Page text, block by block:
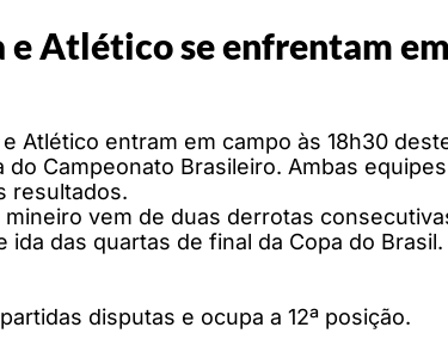
Atlético se enfrentam
Atlético entram em campo às 18h30
do Campeonato Brasileiro. Ambas
resultados.
mineiro vem de duas derrotas
das quartas de final da Copa do
disputas e ocupa a 12ª posição.